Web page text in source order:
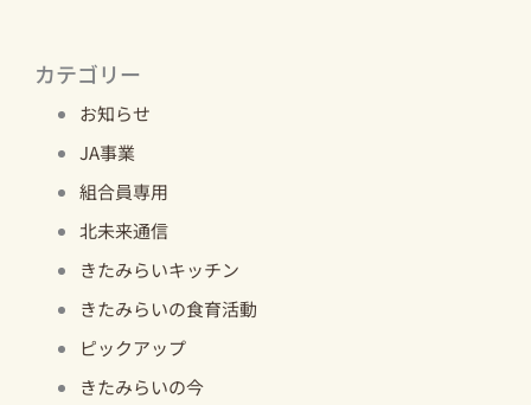
カテゴリー
お知らせ
JA事業
組合員専用
北未来通信
きたみらいキッチン
きたみらいの食育活動
ピックアップ
きたみらいの今